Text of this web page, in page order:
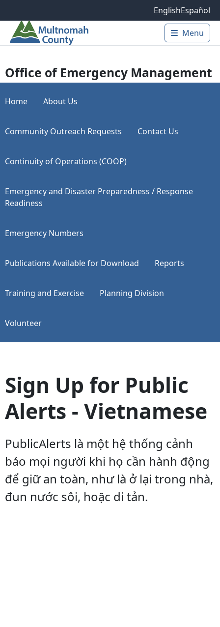
EnglishEspañol
Main
Menu
Office of Emergency Management
Home About Us
Community Outreach Requests Contact Us
Continuity of Operations (COOP)
Emergency and Disaster Preparedness / Response
Readiness
Emergency Numbers
Publications Available for Download Reports
Training and Exercise Planning Division
Volunteer
Sign Up for Public
Alerts - Vietnamese
PublicAlerts là một hệ thống cảnh
báo mọi người khi họ cần hành động
để giữ an toàn, như là ở lại trong nhà,
đun nước sôi, hoặc di tản.